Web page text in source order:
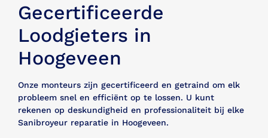
Gecertificeerde
Loodgieters in
Hoogeveen
Onze monteurs zijn gecertificeerd en getraind om elk
probleem snel en efficiënt op te lossen. U kunt
rekenen op deskundigheid en professionaliteit bij elke
Sanibroyeur reparatie in Hoogeveen.